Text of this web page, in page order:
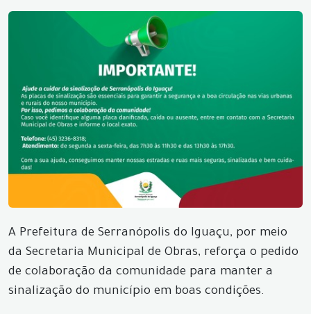
A Prefeitura de Serranópolis do Iguaçu, por meio
da Secretaria Municipal de Obras, reforça o pedido
de colaboração da comunidade para manter a
sinalização do município em boas condições.